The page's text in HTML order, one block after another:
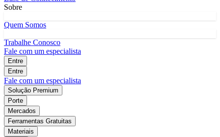
Sobre
Quem Somos
Trabalhe Conosco
Fale com um especialista
Entre
Entre
Fale com um especialista
Solução Premium
Porte
Mercados
Ferramentas Gratuitas
Materiais